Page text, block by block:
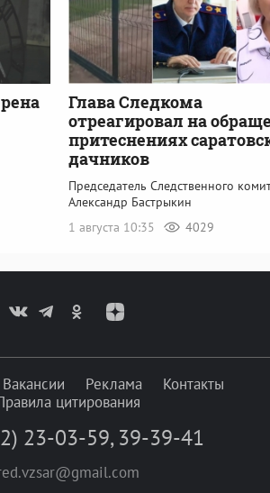
Глава Следкома
отреагировал на
притеснениях
дачников
Председатель Следственного
Александр Бастрыкин
1 августа 10:35
4029
Вакансии Реклама
Контакты
цитирования
23-03-59, 39-39-41